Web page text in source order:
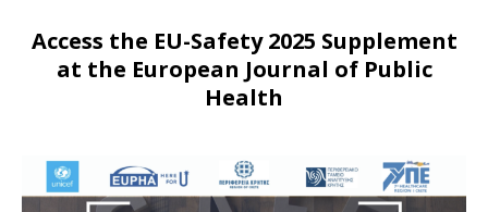
Access the EU-Safety 2025 Supplement
at the European Journal of Public
Health